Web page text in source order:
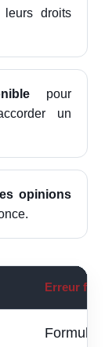
droits
pour
un
opinions
Erreur
Formule